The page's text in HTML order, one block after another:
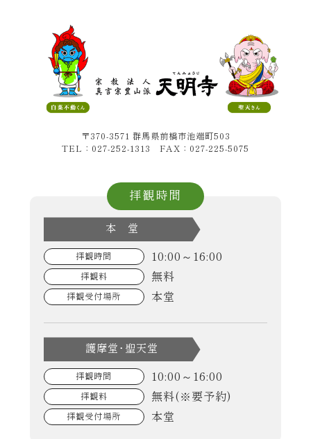
〒370-3571 群馬県前橋市池端町503
TEL：027-252-1313 FAX：027-225-5075
拝観時間
本 堂
拝観時間 10:00～16:00
拝観料 無料
拝観受付場所 本堂
護摩堂･聖天堂
拝観時間 10:00～16:00
拝観料 無料(※要予約)
拝観受付場所 本堂